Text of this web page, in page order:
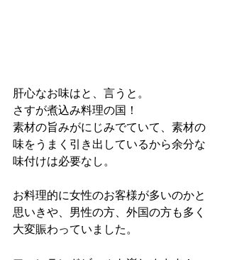
肝心なお味はと、言うと。
さすが煮込み料理の国！
素材の旨みがにじみでていて、素材の
味をうまく引き出しているから余分な
味付けは必要なし。
お料理的に女性のお客様が多いのかと
思いきや、男性の方、外国の方も多く
大変賑わっていました。